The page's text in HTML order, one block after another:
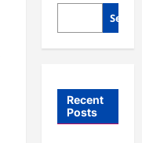
Recent
Posts